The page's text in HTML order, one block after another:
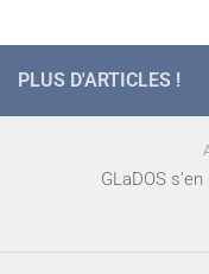
PLUS D'ARTICLES !
GLaDOS